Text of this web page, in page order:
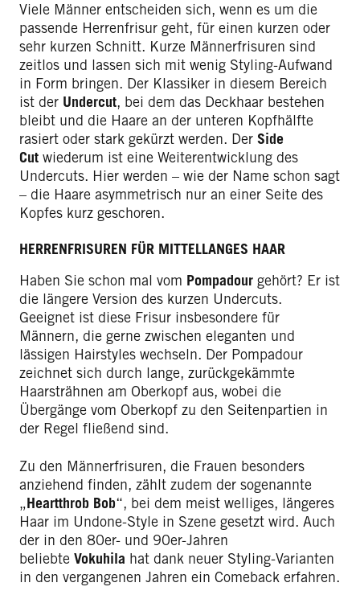
Viele Männer entscheiden sich, wenn es um die
passende Herrenfrisur geht, für einen kurzen oder
sehr kurzen Schnitt. Kurze Männerfrisuren sind
zeitlos und lassen sich mit wenig Styling-Aufwand
in Form bringen. Der Klassiker in diesem Bereich
ist der Undercut, bei dem das Deckhaar bestehen
bleibt und die Haare an der unteren Kopfhälfte
rasiert oder stark gekürzt werden. Der Side
Cut wiederum ist eine Weiterentwicklung des
Undercuts. Hier werden – wie der Name schon sagt
– die Haare asymmetrisch nur an einer Seite des
Kopfes kurz geschoren.
HERRENFRISUREN FÜR MITTELLANGES HAAR
Haben Sie schon mal vom Pompadour gehört? Er ist
die längere Version des kurzen Undercuts.
Geeignet ist diese Frisur insbesondere für
Männern, die gerne zwischen eleganten und
lässigen Hairstyles wechseln. Der Pompadour
zeichnet sich durch lange, zurückgekämmte
Haarsträhnen am Oberkopf aus, wobei die
Übergänge vom Oberkopf zu den Seitenpartien in
der Regel fließend sind.
Zu den Männerfrisuren, die Frauen besonders
anziehend finden, zählt zudem der sogenannte
„Heartthrob Bob“, bei dem meist welliges, längeres
Haar im Undone-Style in Szene gesetzt wird. Auch
der in den 80er- und 90er-Jahren
beliebte Vokuhila hat dank neuer Styling-Varianten
in den vergangenen Jahren ein Comeback erfahren.